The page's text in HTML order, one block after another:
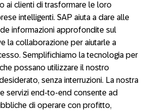
ai clienti di trasformare le loro
intelligenti. SAP aiuta a dare alle
informazioni approfondite sul
la collaborazione per aiutarle a
Semplifichiamo la tecnologia per
possano utilizzare il nostro
senza interruzioni. La nostra
servizi end-to-end consente ad
di operare con profitto,